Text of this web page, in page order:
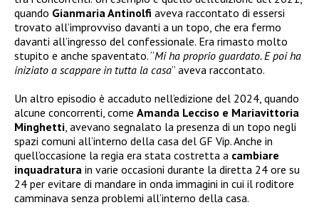
quando Gianmaria Antinolfi aveva raccontato di essersi
trovato all’improvviso davanti a un topo, che era fermo
davanti all’ingresso del confessionale. Era rimasto molto
stupito e anche spaventato. “Mi ha proprio guardato. E poi ha
iniziato a scappare in tutta la casa” aveva raccontato.
Un altro episodio è accaduto nell’edizione del 2024, quando
alcune concorrenti, come Amanda Lecciso e Mariavittoria
Minghetti , avevano segnalato la presenza di un topo negli
spazi comuni all’interno della casa del GF Vip. Anche in
quell’occasione la regia era stata costretta a cambiare
inquadratura in varie occasioni durante la diretta 24 ore su
24 per evitare di mandare in onda immagini in cui il roditore
camminava senza problemi all’interno della casa.